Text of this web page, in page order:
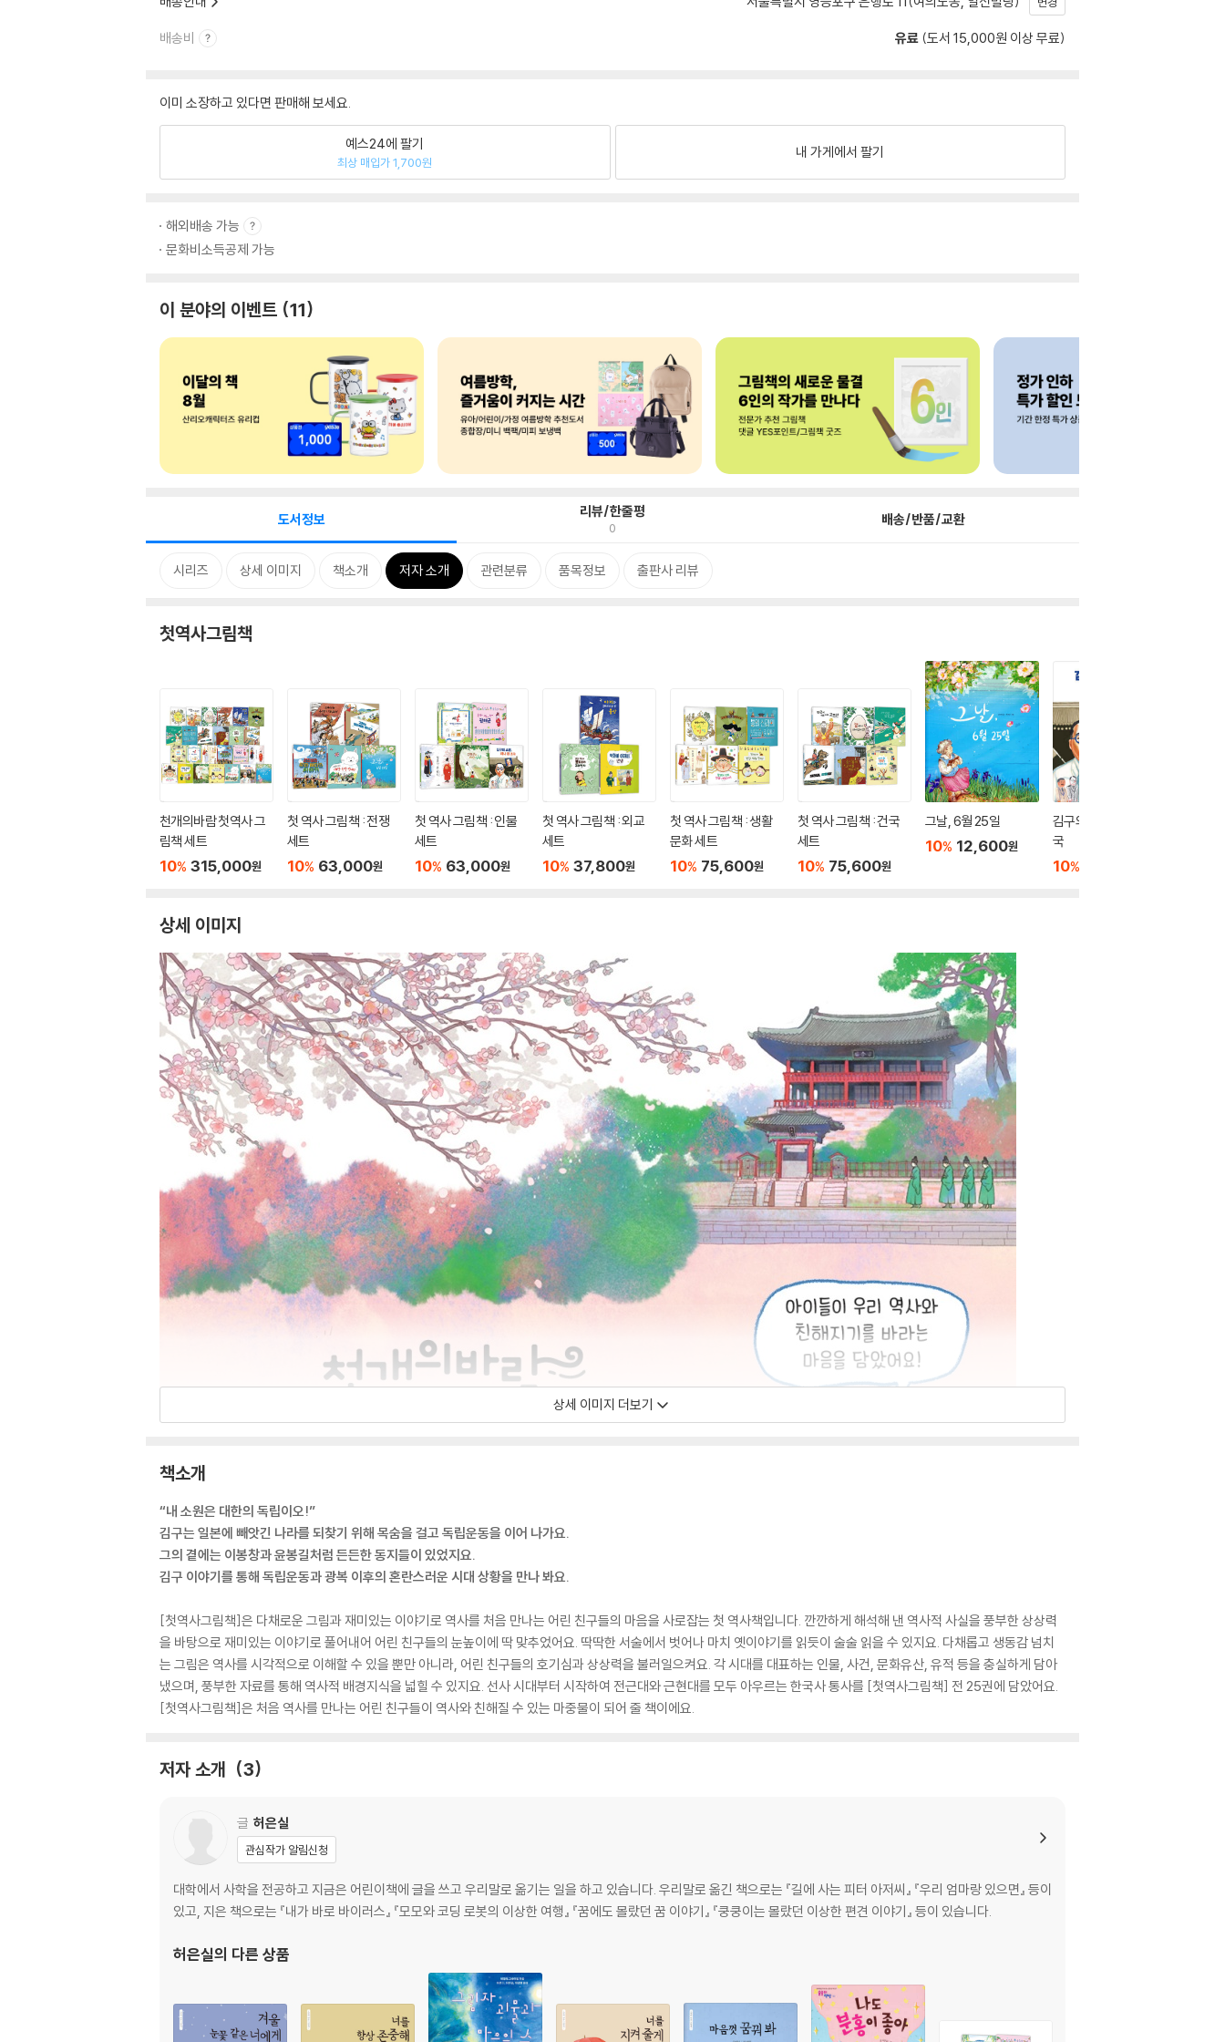
배송비 유료 (도서 15,000원 이상 무료)
이미 소장하고 있다면 판매해 보세요.
예스24에 팔기
최상 매입가 1,700원
내 가게에서 팔기
해외배송 가능
문화비소득공제 가능
이 분야의 이벤트 11
도서정보 리뷰/한줄평
0 배송/반품/교환
시리즈 상세 이미지 책소개 저자 소개 관련분류 품목정보 출판사 리뷰
첫역사그림책
천개의바람 첫역사 그
림책 세트
10% 315,000원
첫 역사 그림책 : 전쟁
세트
10% 63,000원
첫 역사 그림책 : 인물
세트
10% 63,000원
첫 역사 그림책 : 외교
세트
10% 37,800원
첫 역사 그림책 : 생활
문화 세트
10% 75,600원
첫 역사 그림책 : 건국
세트
10% 75,600원
그날, 6월 25일
10% 12,600원
김구의 소원, 하나 된 조
국
10%
상세 이미지
상세 이미지 더보기
책소개
“내 소원은 대한의 독립이오!”
김구는 일본에 빼앗긴 나라를 되찾기 위해 목숨을 걸고 독립운동을 이어 나가요.
그의 곁에는 이봉창과 윤봉길처럼 든든한 동지들이 있었지요.
김구 이야기를 통해 독립운동과 광복 이후의 혼란스러운 시대 상황을 만나 봐요.
[첫역사그림책]은 다채로운 그림과 재미있는 이야기로 역사를 처음 만나는 어린 친구들의 마음을 사로잡는 첫 역사책입니다. 깐깐하게 해석해 낸 역사적 사실을 풍부한 상상력
을 바탕으로 재미있는 이야기로 풀어내어 어린 친구들의 눈높이에 딱 맞추었어요. 딱딱한 서술에서 벗어나 마치 옛이야기를 읽듯이 술술 읽을 수 있지요. 다채롭고 생동감 넘치
는 그림은 역사를 시각적으로 이해할 수 있을 뿐만 아니라, 어린 친구들의 호기심과 상상력을 불러일으켜요. 각 시대를 대표하는 인물, 사건, 문화유산, 유적 등을 충실하게 담아
냈으며, 풍부한 자료를 통해 역사적 배경지식을 넓힐 수 있지요. 선사 시대부터 시작하여 전근대와 근현대를 모두 아우르는 한국사 통사를 [첫역사그림책] 전 25권에 담았어요.
[첫역사그림책]은 처음 역사를 만나는 어린 친구들이 역사와 친해질 수 있는 마중물이 되어 줄 책이에요.
저자 소개 3
글 허은실
관심작가 알림신청
대학에서 사학을 전공하고 지금은 어린이책에 글을 쓰고 우리말로 옮기는 일을 하고 있습니다. 우리말로 옮긴 책으로는 『길에 사는 피터 아저씨』 『우리 엄마랑 있으면』 등이
있고, 지은 책으로는 『내가 바로 바이러스』 『모모와 코딩 로봇의 이상한 여행』 『꿈에도 몰랐던 꿈 이야기』 『쿵쿵이는 몰랐던 이상한 편견 이야기』 등이 있습니다.
허은실의 다른 상품